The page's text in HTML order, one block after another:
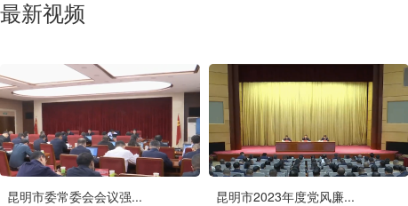
最新视频
昆明市委常委会会议强... 昆明市2023年度党风廉...